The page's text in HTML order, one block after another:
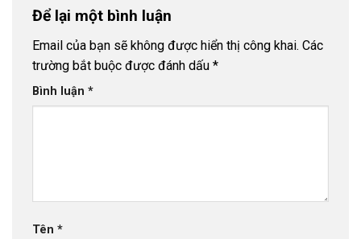
Để lại một bình luận
Email của bạn sẽ không được hiển thị công khai. Các
trường bắt buộc được đánh dấu *
Bình luận *
Tên *